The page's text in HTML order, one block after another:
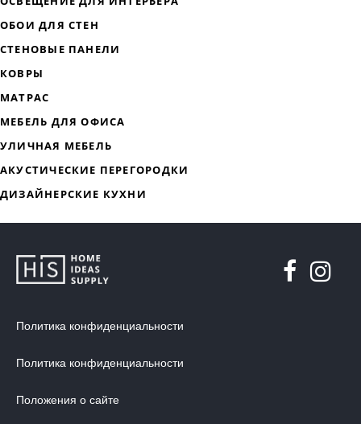
ДИЗАЙНЕРСКАЯ МЕБЕЛЬ
МЯГКАЯ МЕБЕЛЬ
ХРАНЕНИЕ
ДИЗАЙНЕРСКИЕ СТОЛЫ
СТУЛЬЯ
ВАННАЯ КОМНАТА
СТЕНОВЫЕ ПАНЕЛИ
Политика конфиденциальности
Политика конфиденциальности
Положения о сайте